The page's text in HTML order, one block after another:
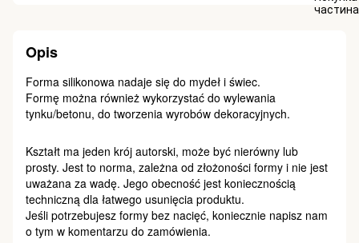
Opis
Forma silikonowa nadaje się do mydeł i świec.
Formę można również wykorzystać do wylewania
tynku/betonu, do tworzenia wyrobów dekoracyjnych.
Kształt ma jeden krój autorski, może być nierówny lub
prosty. Jest to norma, zależna od złożoności formy i nie jest
uważana za wadę. Jego obecność jest koniecznością
techniczną dla łatwego usunięcia produktu.
Jeśli potrzebujesz formy bez nacięć, koniecznie napisz nam
o tym w komentarzu do zamówienia.